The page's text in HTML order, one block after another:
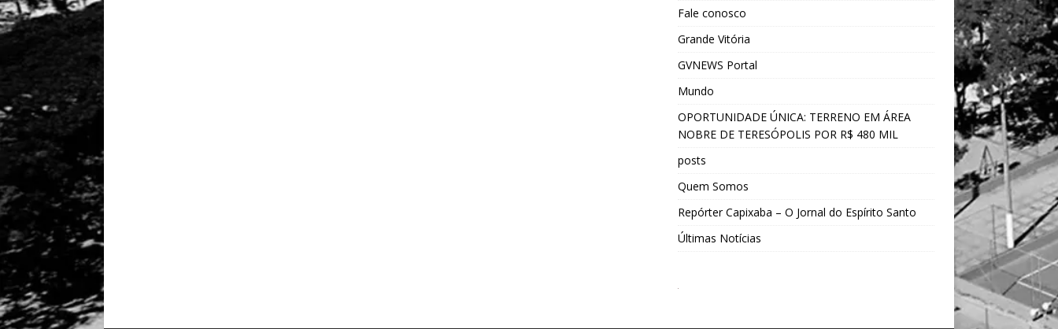
Fale conosco
Grande Vitória
GVNEWS Portal
Mundo
OPORTUNIDADE ÚNICA: TERRENO EM ÁREA
NOBRE DE TERESÓPOLIS POR R$ 480 MIL
posts
Quem Somos
Repórter Capixaba – O Jornal do Espírito Santo
Últimas Notícias